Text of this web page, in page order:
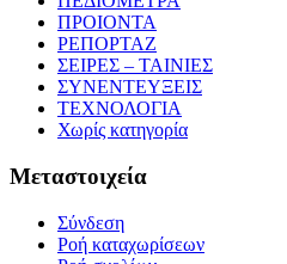
ΠΡΟΙΟΝΤΑ
ΡΕΠΟΡΤΑΖ
ΣΕΙΡΕΣ – ΤΑΙΝΙΕΣ
ΣΥΝΕΝΤΕΥΞΕΙΣ
ΤΕΧΝΟΛΟΓΙΑ
Χωρίς κατηγορία
Μεταστοιχεία
Σύνδεση
Ροή καταχωρίσεων